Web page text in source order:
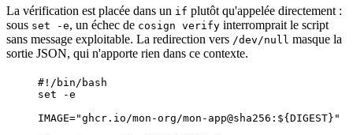
La vérification est placée dans un if plutôt qu'appelée directement :
sous set -e, un échec de cosign verify interromprait le script
sans message exploitable. La redirection vers /dev/null masque la
sortie JSON, qui n'apporte rien dans ce contexte.
#!/bin/bash
set
-e
IMAGE="ghcr.io/mon-org/mon-app@sha256:${ DIGEST} "